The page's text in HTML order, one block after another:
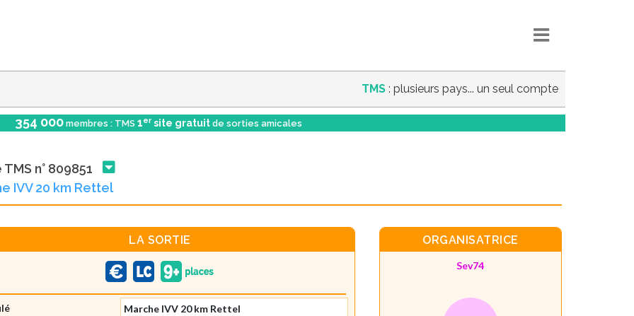
TMS : plusieurs pays... un seul compte
354 000 membres : TMS 1er site gratuit de sorties amicales
n° 809851
IVV 20 km Rettel
LA SORTIE
Marche IVV 20 km Rettel
ORGANISATRICE
Sev74